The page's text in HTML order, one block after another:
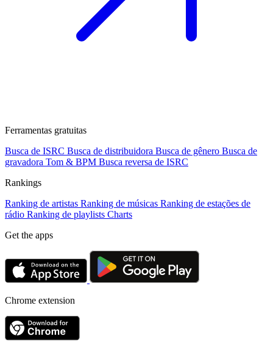
Ferramentas gratuitas
Busca de ISRC Busca de distribuidora Busca de gênero Busca de
gravadora Tom & BPM Busca reversa de ISRC
Rankings
Ranking de artistas Ranking de músicas Ranking de estações de
rádio Ranking de playlists Charts
Get the apps
Chrome extension